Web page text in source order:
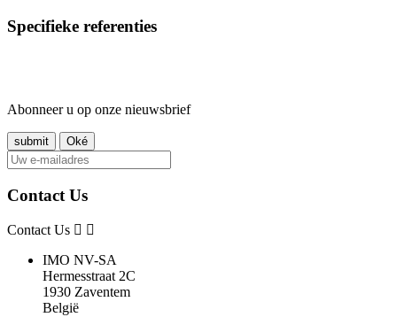
Specifieke referenties
Abonneer u op onze nieuwsbrief
Contact Us
Contact Us
IMO NV-SA
Hermesstraat 2C
1930 Zaventem
België